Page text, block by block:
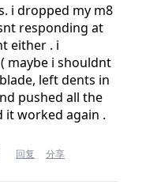
i dropped my m8
responding at
either . i
maybe i shouldnt
left dents in
pushed all the
worked again .
回复 分享